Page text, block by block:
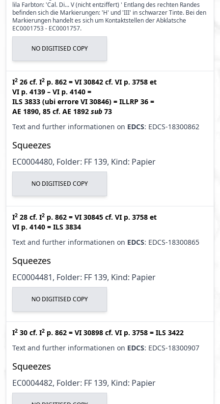
lila Farbton: 'Cal. Di... V (nicht entziffert) ' Entlang des rechten Randes
befinden sich die Markierungen: 'H' und 'III' in schwarzer Tinte. Bei den
Markierungen handelt es sich um Kontaktstellen der Abklatsche
EC0001753 - EC0001757.
NO DIGITISED COPY
I2 26 cf. I2 p. 862 = VI 30842 cf. VI p. 3758 et
VI p. 4139 – VI p. 4140 =
ILS 3833 (ubi errore VI 30846) = ILLRP 36 =
AE 1890, 85 cf. AE 1892 sub 73
Text and further informationen on EDCS: EDCS-18300862
Squeezes
EC0004480, Folder: FF 139, Kind: Papier
NO DIGITISED COPY
I2 28 cf. I2 p. 862 = VI 30845 cf. VI p. 3758 et
VI p. 4140 = ILS 3834
Text and further informationen on EDCS: EDCS-18300865
Squeezes
EC0004481, Folder: FF 139, Kind: Papier
NO DIGITISED COPY
I2 30 cf. I2 p. 862 = VI 30898 cf. VI p. 3758 = ILS 3422
Text and further informationen on EDCS: EDCS-18300907
Squeezes
EC0004482, Folder: FF 139, Kind: Papier